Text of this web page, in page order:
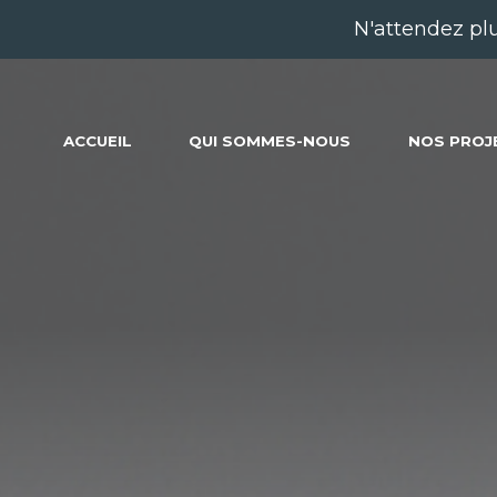
N'attendez
ACCUEIL QUI SOMMES-NOUS NOS